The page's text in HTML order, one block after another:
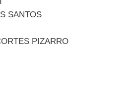
SANTOS
PIZARRO